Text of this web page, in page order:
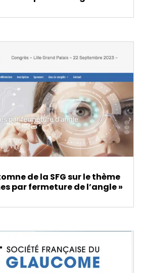
de la SFG sur le thème
par fermeture de l’angle »